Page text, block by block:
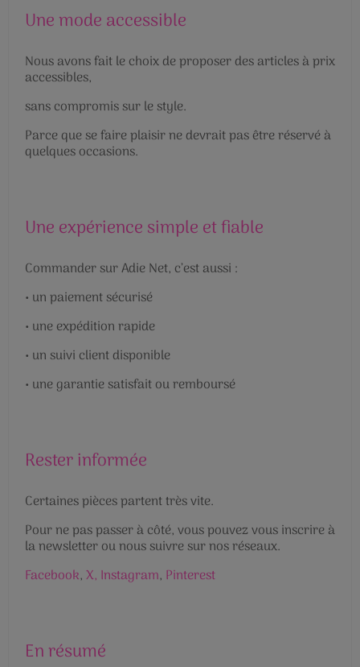
Une mode accessible
Nous avons fait le choix de proposer des articles à prix
accessibles,
sans compromis sur le style.
Parce que se faire plaisir ne devrait pas être réservé à
quelques occasions.
Une expérience simple et fiable
Commander sur Adie Net, c’est aussi :
• un paiement sécurisé
• une expédition rapide
• un suivi client disponible
• une garantie satisfait ou remboursé
Rester informée
Certaines pièces partent très vite.
Pour ne pas passer à côté, vous pouvez vous inscrire à
la newsletter ou nous suivre sur nos réseaux.
Facebook,X, Instagram, Pinterest
En résumé